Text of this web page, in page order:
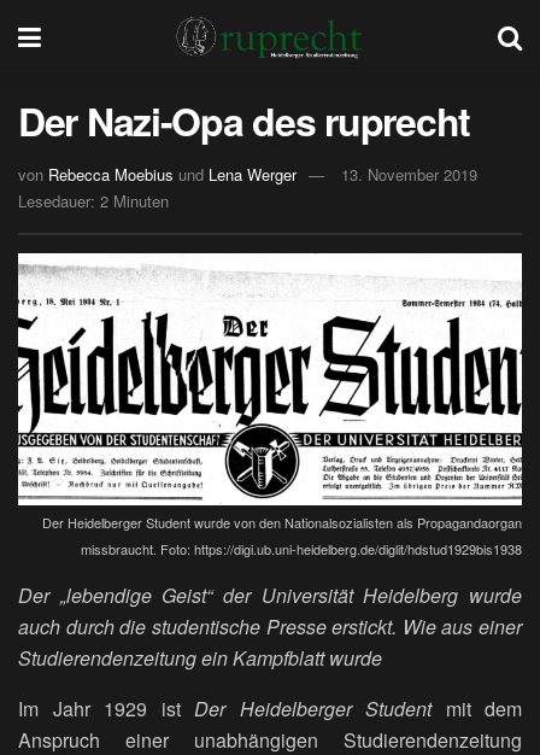
Der Nazi-Opa des ruprecht
von Rebecca Moebius und Lena Werger
13. November 2019
Lesedauer: 2 Minuten
Der Heidelberger Student wurde von den Nationalsozialisten als Propagandaorgan
missbraucht. Foto: https://digi.ub.uni-heidelberg.de/diglit/hdstud1929bis1938
Der „lebendige Geist“ der Universität Heidelberg wurde
auch durch die studentische Presse erstickt. Wie aus einer
Studierendenzeitung ein Kampfblatt wurde
Im Jahr 1929 ist Der Heidelberger Studentmit dem
Anspruch einer unabhängigen Studierendenzeitung